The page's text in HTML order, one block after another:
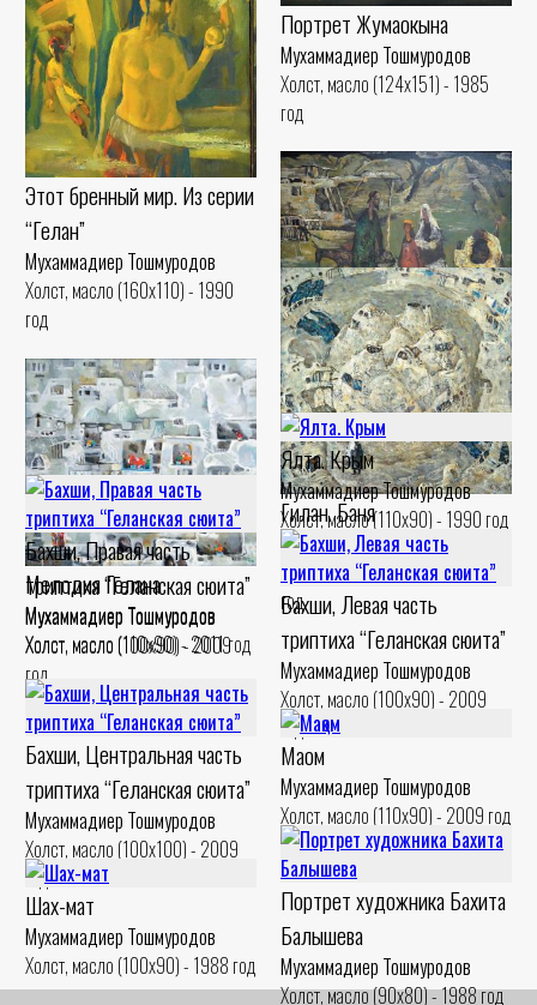
Этот бренный мир. Из серии
“Гелан”
Мухаммадиер Тошмуродов
Холст, масло (160x110) - 1990
год
Портрет Жумаокына
Мухаммадиер Тошмуродов
Холст, масло (124x151) - 1985
год
Гилан Будни
Мухаммадиер Тошмуродов
Холст, масло (90x130) - 1994 год
Гилан. Баня
Мухаммадиер Тошмуродов
Холст, масло (150x150) - 1998
год
Мелодия Гелана
Мухаммадиер Тошмуродов
Холст, масло (110x90) - 2011 год
Ялта. Крым
Мухаммадиер Тошмуродов
Холст, масло (110x90) - 1990 год
Бахши, Правая часть
триптиха “Геланская сюита”
Мухаммадиер Тошмуродов
Холст, масло (100x90) - 2009
год
Бахши, Левая часть
триптиха “Геланская сюита”
Мухаммадиер Тошмуродов
Холст, масло (100x90) - 2009
год
Бахши, Центральная часть
триптиха “Геланская сюита”
Мухаммадиер Тошмуродов
Холст, масло (100x100) - 2009
год
Мақом
Мухаммадиер Тошмуродов
Холст, масло (110x90) - 2009 год
Портрет художника Бахита
Балышева
Мухаммадиер Тошмуродов
Холст, масло (90x80) - 1988 год
Шах-мат
Мухаммадиер Тошмуродов
Холст, масло (100x90) - 1988 год